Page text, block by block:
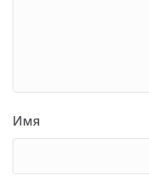
Имя